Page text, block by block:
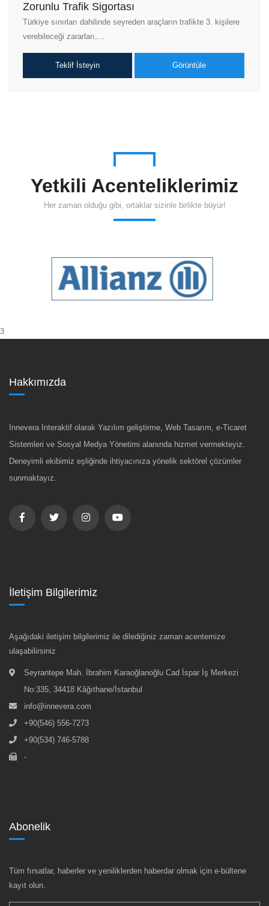
Zorunlu Trafik Sigortası
Türkiye sınırları dahilinde seyreden araçların trafikte 3. kişilere
verebileceği zararları,…
Teklif İsteyin Görüntüle
Yetkili Acenteliklerimiz
Her zaman olduğu gibi, ortaklar sizinle birlikte büyür!
3
Hakkımızda
Innevera Interaktif olarak Yazılım geliştirme, Web Tasarım, e-Ticaret
Sistemleri ve Sosyal Medya Yönetimi alanında hizmet vermekteyiz.
Deneyimli ekibimiz eşliğinde ihtiyacınıza yönelik sektörel çözümler
sunmaktayız.
İletişim Bilgilerimiz
Aşağıdaki iletişim bilgilerimiz ile dilediğiniz zaman acentemize
ulaşabilirsiniz
Seyrantepe Mah. İbrahim Karaoğlanoğlu Cad İspar İş Merkezi
No:335, 34418 Kâğıthane/İstanbul
info@innevera.com
+90(546) 556-7273
+90(534) 746-5788
-
Abonelik
Tüm fırsatlar, haberler ve yeniliklerden haberdar olmak için e-bültene
kayıt olun.